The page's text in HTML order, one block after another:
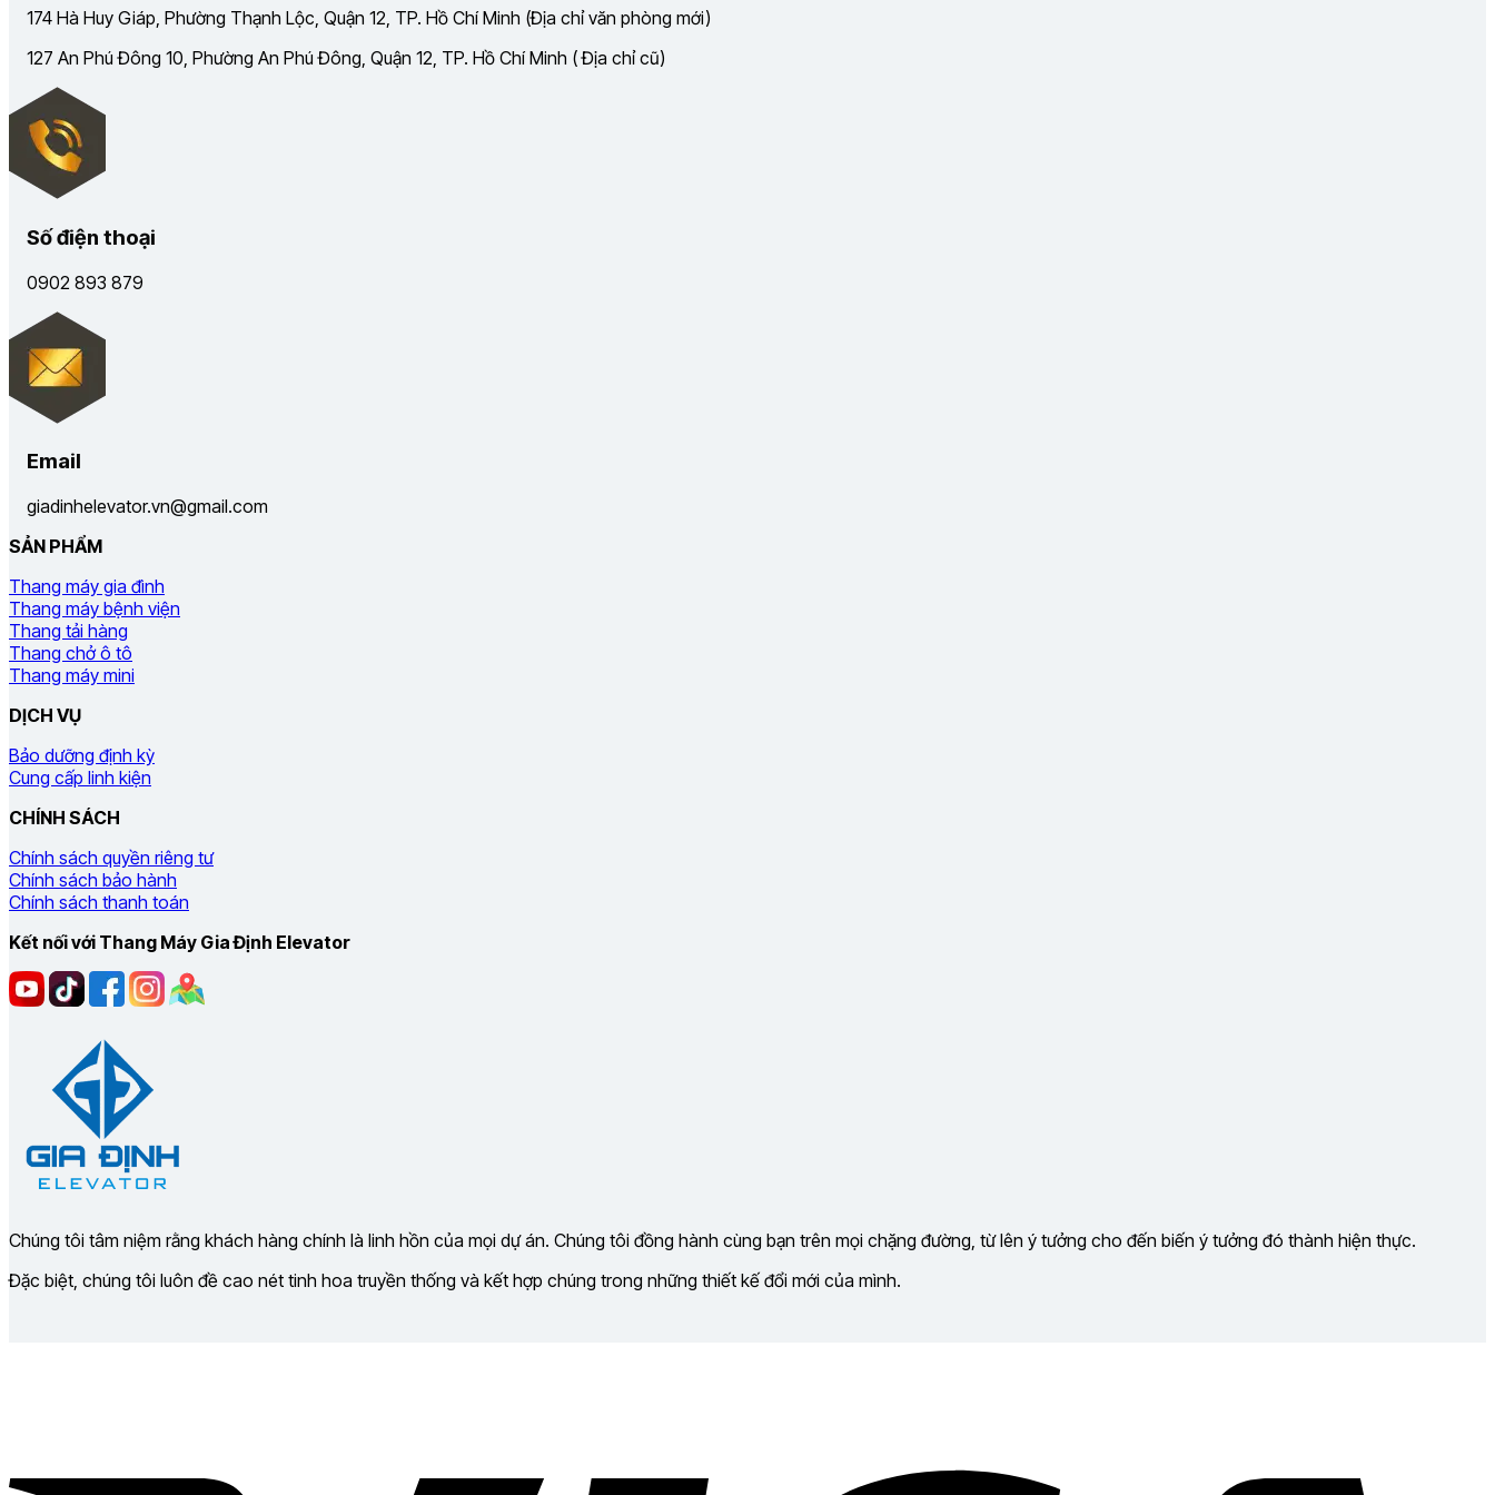
174 Hà Huy Giáp, Phường Thạnh Lộc, Quận 12, TP. Hồ Chí Minh (Địa chỉ văn phòng mới)
127 An Phú Đông 10, Phường An Phú Đông, Quận 12, TP. Hồ Chí Minh ( Địa chỉ cũ)
Số điện thoại
0902 893 879
Email
giadinhelevator.vn@gmail.com
SẢN PHẨM
Thang máy gia đình
Thang máy bệnh viện
Thang tải hàng
Thang chở ô tô
Thang máy mini
DỊCH VỤ
Bảo dưỡng định kỳ
Cung cấp linh kiện
CHÍNH SÁCH
Chính sách quyền riêng tư
Chính sách bảo hành
Chính sách thanh toán
Kết nối với Thang Máy Gia Định Elevator
Chúng tôi tâm niệm rằng khách hàng chính là linh hồn của mọi dự án. Chúng tôi đồng hành cùng bạn trên mọi chặng đường, từ lên ý tưởng cho đến biến ý tưởng đó thành hiện thực.
Đặc biệt, chúng tôi luôn đề cao nét tinh hoa truyền thống và kết hợp chúng trong những thiết kế đổi mới của mình.